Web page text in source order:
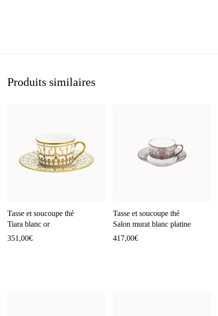
Produits similaires
Tasse et soucoupe thé
Tiara blanc or
351,00€
Tasse et soucoupe thé
Salon murat blanc platine
417,00€